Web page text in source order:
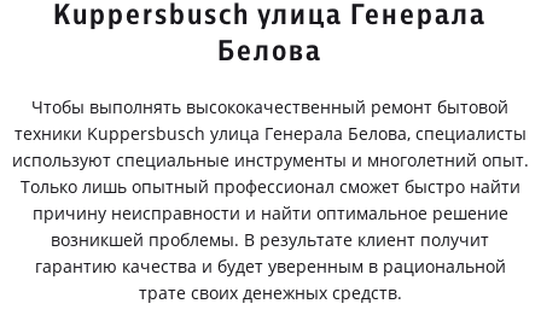
Kuppersbusch улица Генерала
Белова
Чтобы выполнять высококачественный ремонт бытовой
техники Kuppersbusch улица Генерала Белова, специалисты
используют специальные инструменты и многолетний опыт.
Только лишь опытный профессионал сможет быстро найти
причину неисправности и найти оптимальное решение
возникшей проблемы. В результате клиент получит
гарантию качества и будет уверенным в рациональной
трате своих денежных средств.